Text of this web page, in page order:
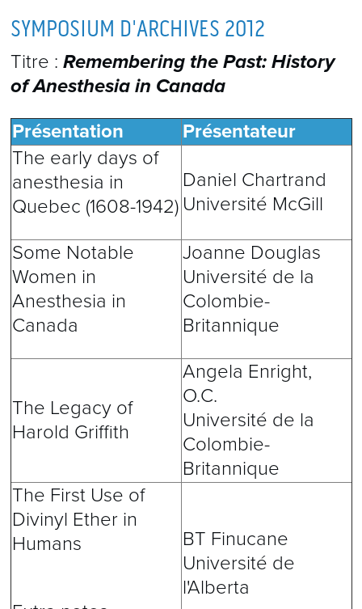
SYMPOSIUM D'ARCHIVES 2012
Titre : Remembering the Past: History
of Anesthesia in Canada
Présentation
Présentateur
The early days of
anesthesia in
Quebec (1608-1942)
Daniel Chartrand
Université McGill
Some Notable
Women in
Anesthesia in
Canada
Joanne Douglas
Université de la
Colombie-
Britannique
The Legacy of
Harold Griffith
Angela Enright,
O.C.
Université de la
Colombie-
Britannique
The First Use of
Divinyl Ether in
Humans
BT Finucane
Université de
l'Alberta